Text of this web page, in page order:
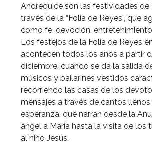
Andrequicé son las festividades de
través de la “Folía de Reyes”, que
como fe, devoción,
Los festejos de la Folía de Reyes
acontecen todos los años a partir
diciembre, cuando se da la salida
músicos y bailarines vestidos
recorriendo las casas de los
mensajes a través de cantos
esperanza, que narran desde la
ángel a María hasta la visita de los
al niño Jesús.